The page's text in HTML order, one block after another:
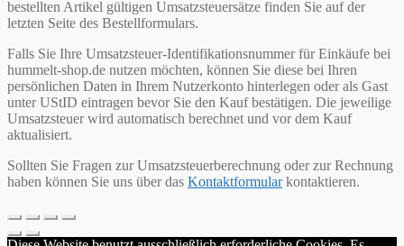
bestellten Artikel gültigen Umsatzsteuersätze finden Sie auf der
letzten Seite des Bestellformulars.
Falls Sie Ihre Umsatzsteuer-Identifikationsnummer für Einkäufe bei
hummelt-shop.de nutzen möchten, können Sie diese bei Ihren
persönlichen Daten in Ihrem Nutzerkonto hinterlegen oder als Gast
unter UStID eintragen bevor Sie den Kauf bestätigen. Die jeweilige
Umsatzsteuer wird automatisch berechnet und vor dem Kauf
aktualisiert.
Sollten Sie Fragen zur Umsatzsteuerberechnung oder zur Rechnung
haben können Sie uns über das Kontaktformularkontaktieren.